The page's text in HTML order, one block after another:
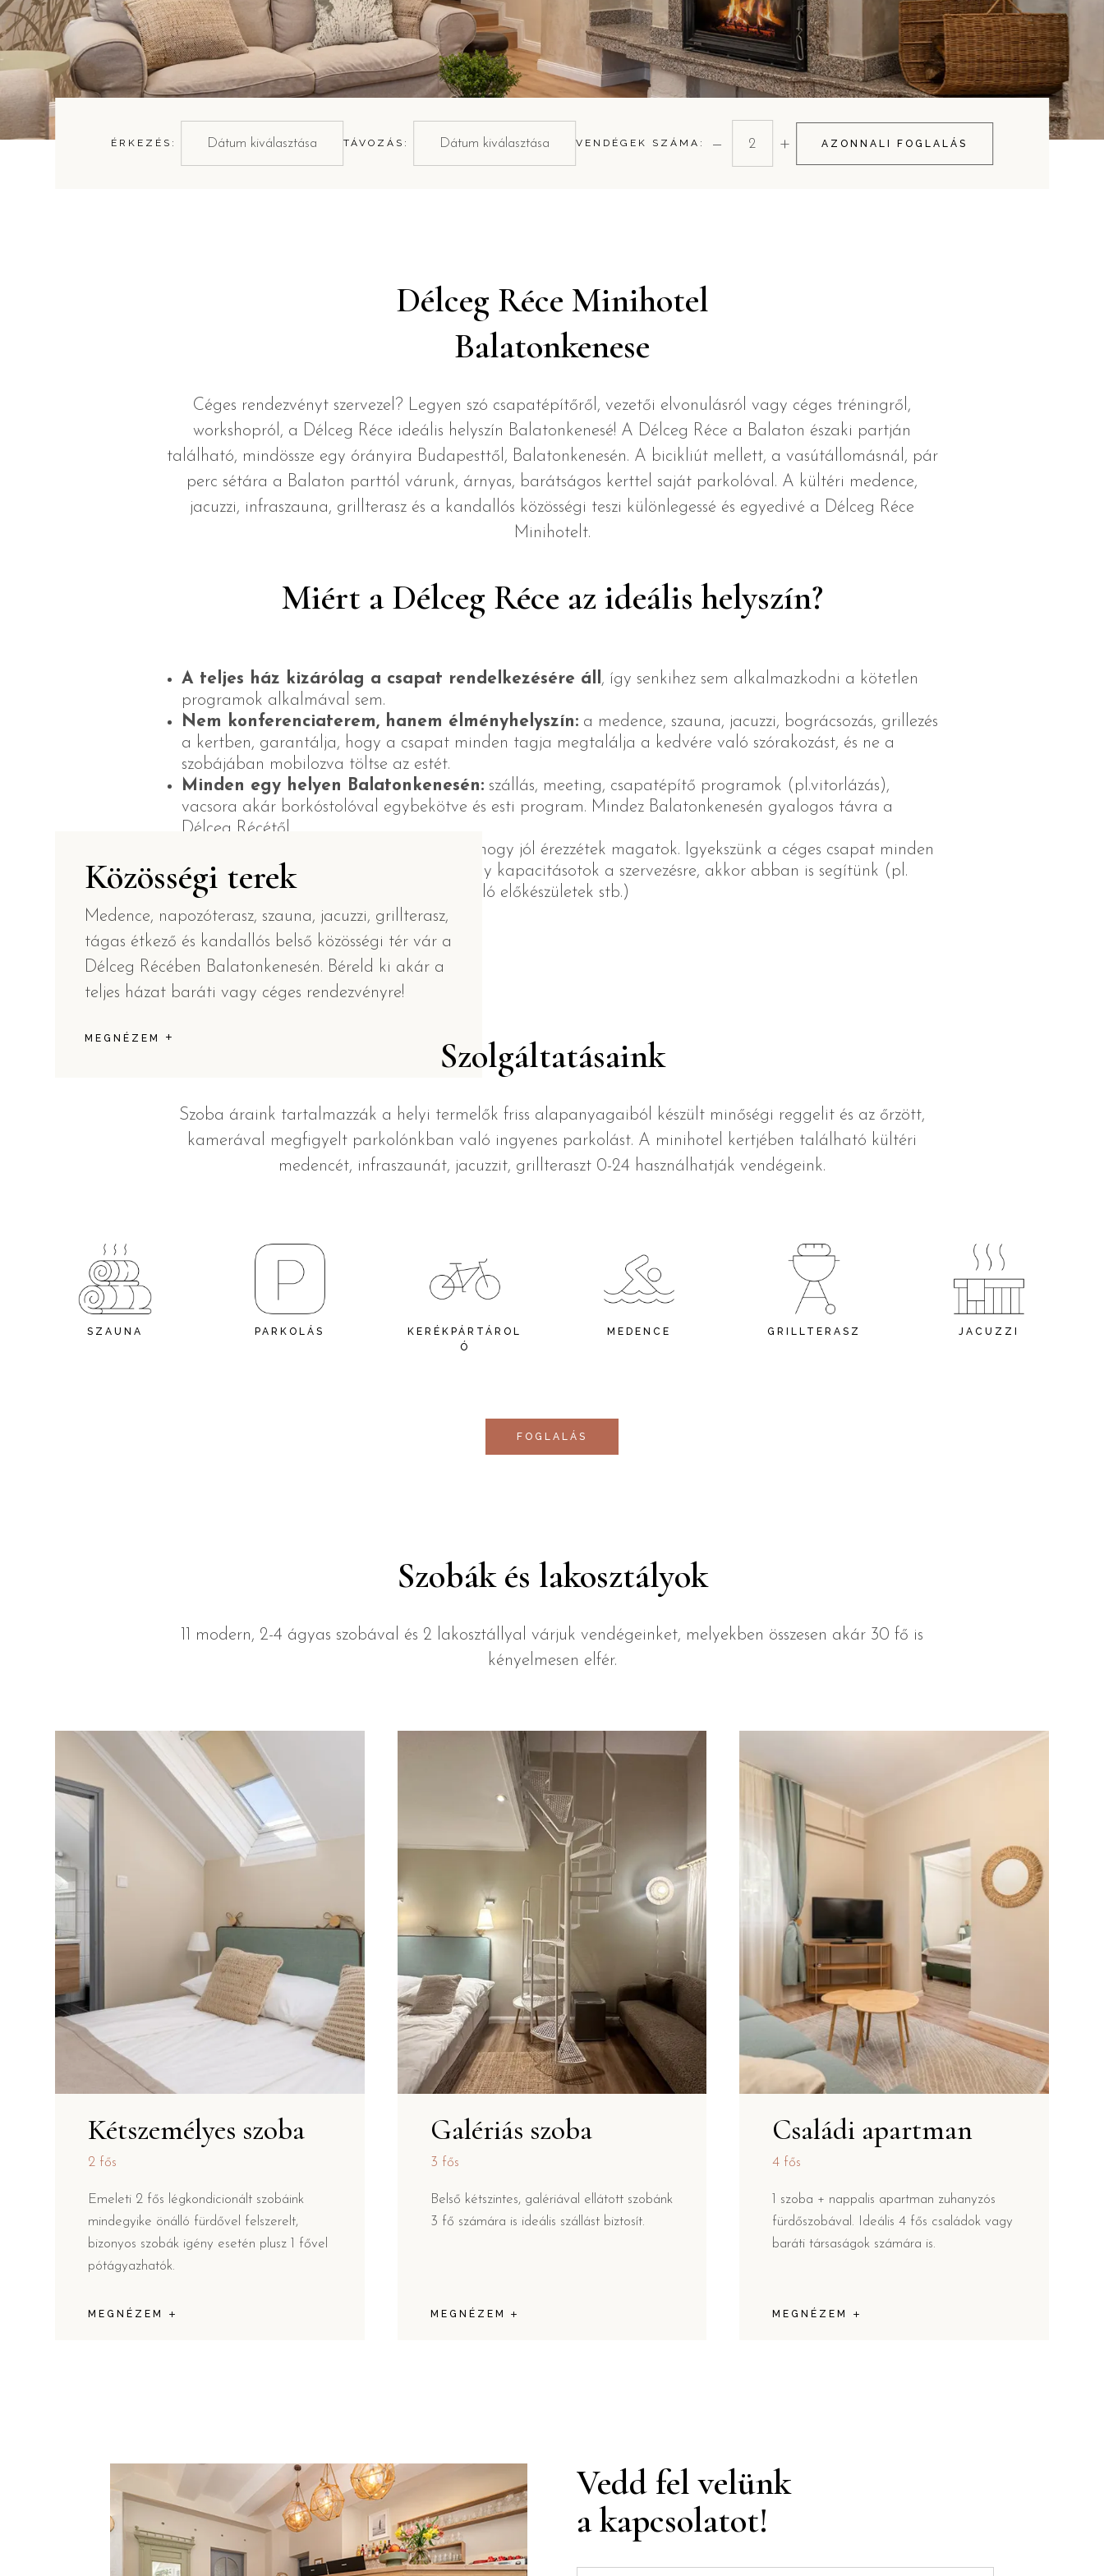
ÉRKEZÉS: TÁVOZÁS: VENDÉGEK SZÁMA: − + AZONNALI FOGLALÁS
Délceg Réce Minihotel
Balatonkenese
Céges rendezvényt szervezel? Legyen szó csapatépítőről, vezetői elvonulásról vagy céges tréningről,
workshopról, a Délceg Réce ideális helyszín Balatonkenesé! A Délceg Réce a Balaton északi partján
található, mindössze egy órányira Budapesttől, Balatonkenesén. A bicikliút mellett, a vasútállomásnál, pár
perc sétára a Balaton parttól várunk, árnyas, barátságos kerttel saját parkolóval. A kültéri medence,
jacuzzi, infraszauna, grillterasz és a kandallós közösségi teszi különlegessé és egyedivé a Délceg Réce
Minihotelt.
Miért a Délceg Réce az ideális helyszín?
A teljes ház kizárólag a csapat rendelkezésére áll , így senkihez sem alkalmazkodni a kötetlen
programok alkalmával sem.
Nem konferenciaterem, hanem élményhelyszín: a medence, szauna, jacuzzi, bográcsozás, grillezés
a kertben, garantálja, hogy a csapat minden tagja megtalálja a kedvére való szórakozást, és ne a
szobájában mobilozva töltse az estét.
Minden egy helyen Balatonkenesén: szállás, meeting, csapatépítő programok (pl.vitorlázás),
vacsora akár borkóstolóval egybekötve és esti program. Mindez Balatonkenesén gyalogos távra a
Délceg Récétől.
: nekünk az a cél, hogy jól érezzétek magatok. Igyekszünk a céges csapat minden
igényét kielégíteni, és ha nincs időtök vagy kapacitásotok a szervezésre, akkor abban is segítünk (pl.
programok, asztalfoglalás, grillezéshez való előkészületek stb.)
Közösségi terek
Medence, napozóterasz, szauna, jacuzzi, grillterasz,
tágas étkező és kandallós belső közösségi tér vár a
Délceg Récében Balatonkenesén. Béreld ki akár a
teljes házat baráti vagy céges rendezvényre!
MEGNÉZEM + Szolgáltatásaink
Szoba áraink tartalmazzák a helyi termelők friss alapanyagaiból készült minőségi reggelit és az őrzött,
kamerával megfigyelt parkolónkban való ingyenes parkolást. A minihotel kertjében található kültéri
medencét, infraszaunát, jacuzzit, grillteraszt 0-24 használhatják vendégeink.
SZAUNA PARKOLÁS
KERÉKPÁRTÁROL
Ó
MEDENCE GRILLTERASZ JACUZZI
FOGLALÁS
Szobák és lakosztályok
11 modern, 2-4 ágyas szobával és 2 lakosztállyal várjuk vendégeinket, melyekben összesen akár 30 fő is
kényelmesen elfér.
Kétszemélyes szoba
2 fős
Emeleti 2 fős légkondicionált szobáink
mindegyike önálló fürdővel felszerelt,
bizonyos szobák igény esetén plusz 1 fővel
pótágyazhatók.
MEGNÉZEM
Galériás szoba
3 fős
Belső kétszintes, galériával ellátott szobánk
3 fő számára is ideális szállást biztosít.
MEGNÉZEM
Családi apartman
4 fős
1 szoba + nappalis apartman zuhanyzós
fürdőszobával. Ideális 4 fős családok vagy
baráti társaságok számára is.
MEGNÉZEM
Vedd fel velünk
a kapcsolatot!